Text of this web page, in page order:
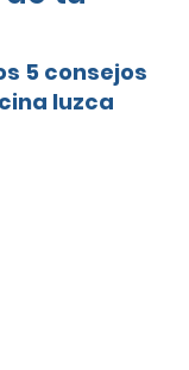
5 consejos
luzca